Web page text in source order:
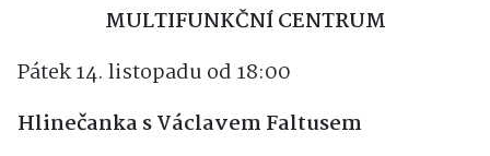
MULTIFUNKČNÍ CENTRUM
Pátek 14. listopadu od 18:00
Hlinečanka s Václavem Faltusem